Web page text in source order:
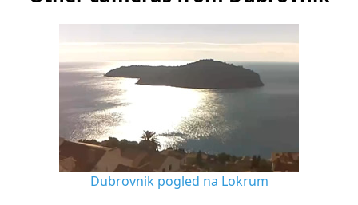
Dubrovnik pogled na Lokrum